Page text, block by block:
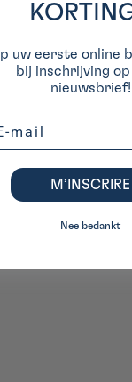
uw eerste online
bij inschrijving op
nieuwsbrief!
M’INSCRIRE
Nee bedankt